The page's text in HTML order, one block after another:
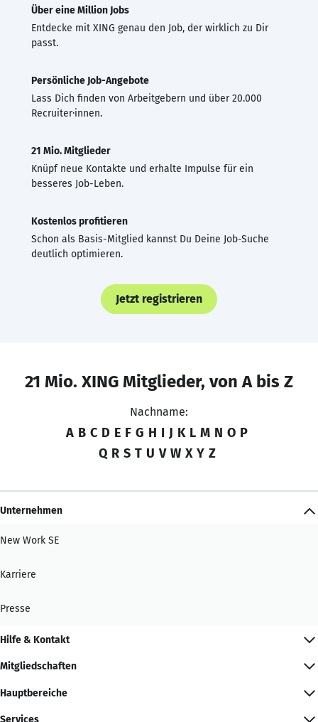
Über eine Million Jobs
Entdecke mit XING genau den Job, der wirklich zu Dir
passt.
Persönliche Job-Angebote
Lass Dich finden von Arbeitgebern und über 20.000
Recruiter·innen.
21 Mio. Mitglieder
Knüpf neue Kontakte und erhalte Impulse für ein
besseres Job-Leben.
Kostenlos profitieren
Schon als Basis-Mitglied kannst Du Deine Job-Suche
deutlich optimieren.
Jetzt registrieren
21 Mio. XING Mitglieder, von A bis Z
Nachname:
A B C D E F G H I J K L M N O P
Q R S T U V W X Y Z
Unternehmen
New Work SE
Karriere
Presse
Hilfe & Kontakt
Mitgliedschaften
Hauptbereiche
Services